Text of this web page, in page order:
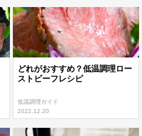
どれがおすすめ？低温調理ロー
ストビーフレシピ
低温調理ガイド
2022.12.20